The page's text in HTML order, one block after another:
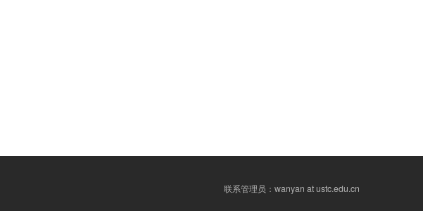
联系管理员：wanyan at ustc.edu.cn